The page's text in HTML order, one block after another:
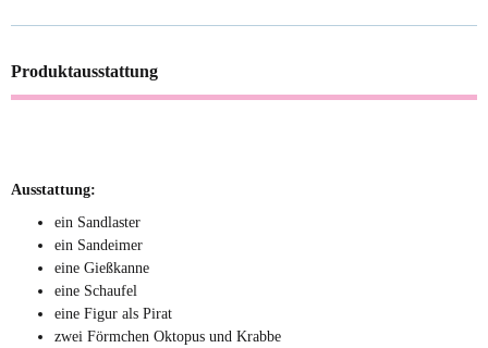
Produktausstattung
Ausstattung:
ein Sandlaster
ein Sandeimer
eine Gießkanne
eine Schaufel
eine Figur als Pirat
zwei Förmchen Oktopus und Krabbe